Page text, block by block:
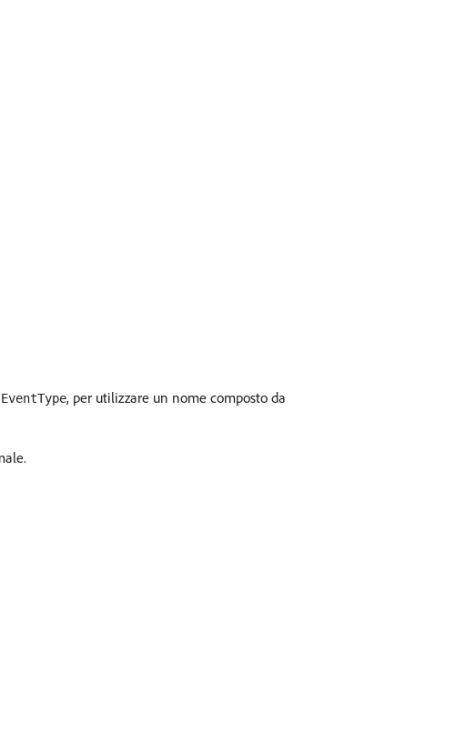
EventType, per utilizzare un nome composto da